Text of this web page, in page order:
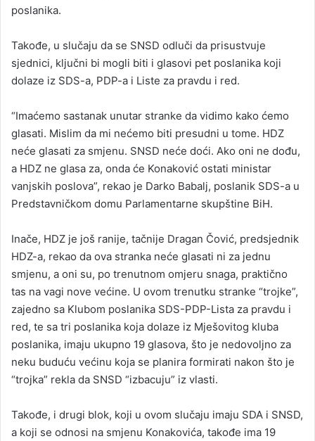
poslanika.
Takođe, u slučaju da se SNSD odluči da prisustvuje
sjednici, ključni bi mogli biti i glasovi pet poslanika koji
dolaze iz SDS-a, PDP-a i Liste za pravdu i red.
“Imaćemo sastanak unutar stranke da vidimo kako ćemo
glasati. Mislim da mi nećemo biti presudni u tome. HDZ
neće glasati za smjenu. SNSD neće doći. Ako oni ne dođu,
a HDZ ne glasa za, onda će Konaković ostati ministar
vanjskih poslova”, rekao je Darko Babalj, poslanik SDS-a u
Predstavničkom domu Parlamentarne skupštine BiH.
Inače, HDZ je još ranije, tačnije Dragan Čović, predsjednik
HDZ-a, rekao da ova stranka neće glasati ni za jednu
smjenu, a oni su, po trenutnom omjeru snaga, praktično
tas na vagi nove većine. U ovom trenutku stranke “trojke”,
zajedno sa Klubom poslanika SDS-PDP-Lista za pravdu i
red, te sa tri poslanika koja dolaze iz Mješovitog kluba
poslanika, imaju ukupno 19 glasova, što je nedovoljno za
neku buduću većinu koja se planira formirati nakon što je
“trojka” rekla da SNSD “izbacuju” iz vlasti.
Takođe, i drugi blok, koji u ovom slučaju imaju SDA i SNSD,
a koji se odnosi na smjenu Konakovića, takođe ima 19